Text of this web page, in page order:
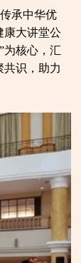
承中华优
康大讲堂公
为核心，汇
共识，助力